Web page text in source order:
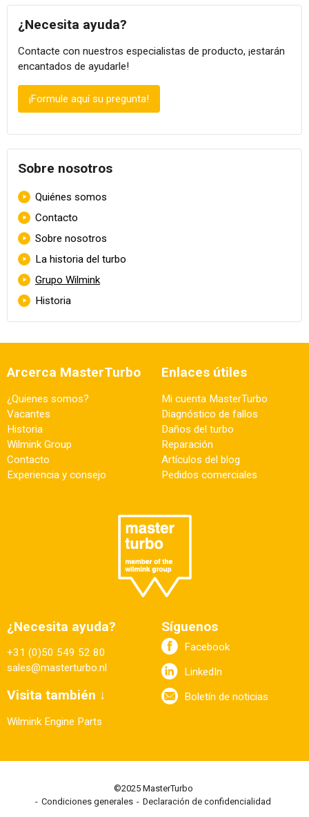
¿Necesita ayuda?
Contacte con nuestros especialistas de producto, ¡estarán
encantados de ayudarle!
¡Formule aquí su pregunta!
Sobre nosotros
Skip navigation
Quiénes somos
Contacto
Sobre nosotros
La historia del turbo
Grupo Wilmink
Historia
Arcerca MasterTurbo
¿Quienes somos?
Vacantes
Historia
Wilmink Group
Contacto
Experiencia y consejo
Enlaces útiles
Mi cuenta MasterTurbo
Diagnóstico de fallos
Daños del turbo
Reparación
Artículos del blog
Pedidos comerciales
¿Necesita ayuda?
+31 (0)50 549 52 80
sales@masterturbo.nl
Visita también ↓
Wilmink Engine Parts
Síguenos
Facebook
LinkedIn
Boletín de noticias
©2025 MasterTurbo
Condiciones generales
Declaración de confidencialidad